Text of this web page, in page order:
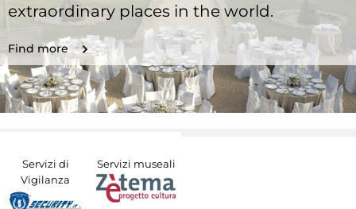
extraordinary places in the world.
Find more
Servizi di
Vigilanza
Servizi museali